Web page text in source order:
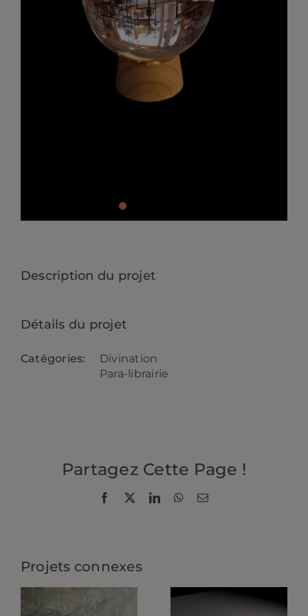
Description du projet
Détails du projet
Catégories:
Divination
Para-librairie
Partagez Cette Page !
Facebook
X LinkedInWhatsApp
Email
Projets connexes